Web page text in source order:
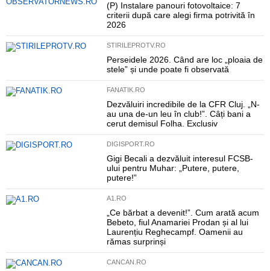
(P) Instalare panouri fotovoltaice: 7
criterii după care alegi firma potrivită în
2026
STIRILEPROTV.RO
Perseidele 2026. Când are loc „ploaia de
stele” și unde poate fi observată
FANATIK.RO
Dezvăluiri incredibile de la CFR Cluj. „N-
au una de-un leu în club!”. Câți bani a
cerut demisul Folha. Exclusiv
DIGISPORT.RO
Gigi Becali a dezvăluit interesul FCSB-
ului pentru Muhar: „Putere, putere,
putere!”
A1.RO
„Ce bărbat a devenit!”. Cum arată acum
Bebeto, fiul Anamariei Prodan și al lui
Laurențiu Reghecampf. Oamenii au
rămas surprinși
CANCAN.RO